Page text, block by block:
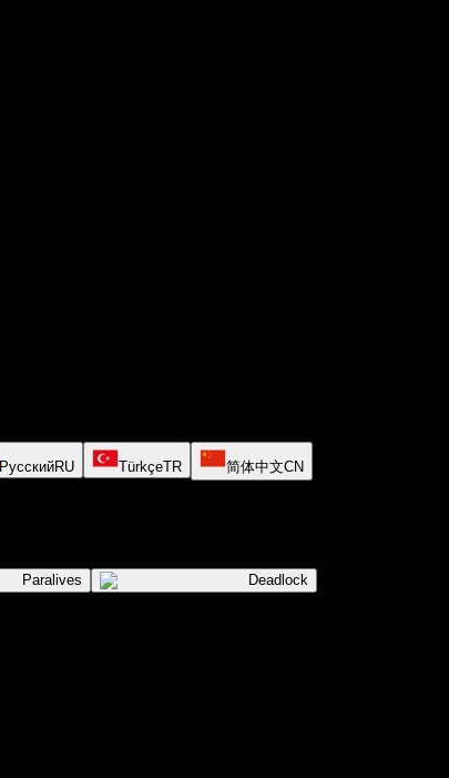
РусскийRU TürkçeTR 简体中文CN
Paralives Deadlock